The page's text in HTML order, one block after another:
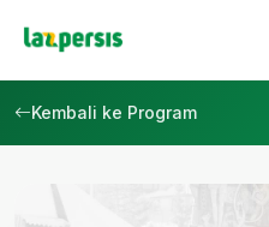
Kembali ke Program